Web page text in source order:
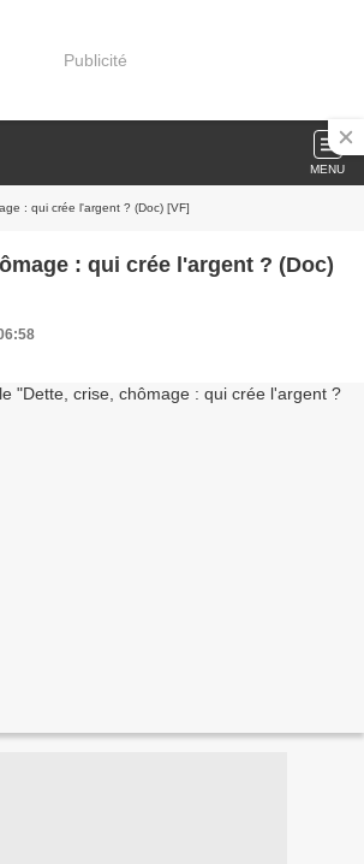
Publicité
MENU
: qui crée l'argent ? (Doc) [VF]
: qui crée l'argent ? (Doc)